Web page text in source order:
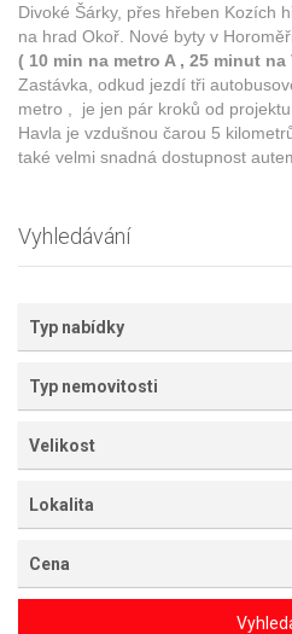
Divoké Šárky, přes hřeben Kozích
na hrad Okoř. Nové byty v
( 10 min na metro A , 25 minut
Zastávka, odkud jezdí tři
metro , je jen pár kroků od
Havla je vzdušnou čarou 5
také velmi snadná dostupnost
Vyhledávání
Typ nabídky
Typ nemovitosti
Velikost
Lokalita
Cena